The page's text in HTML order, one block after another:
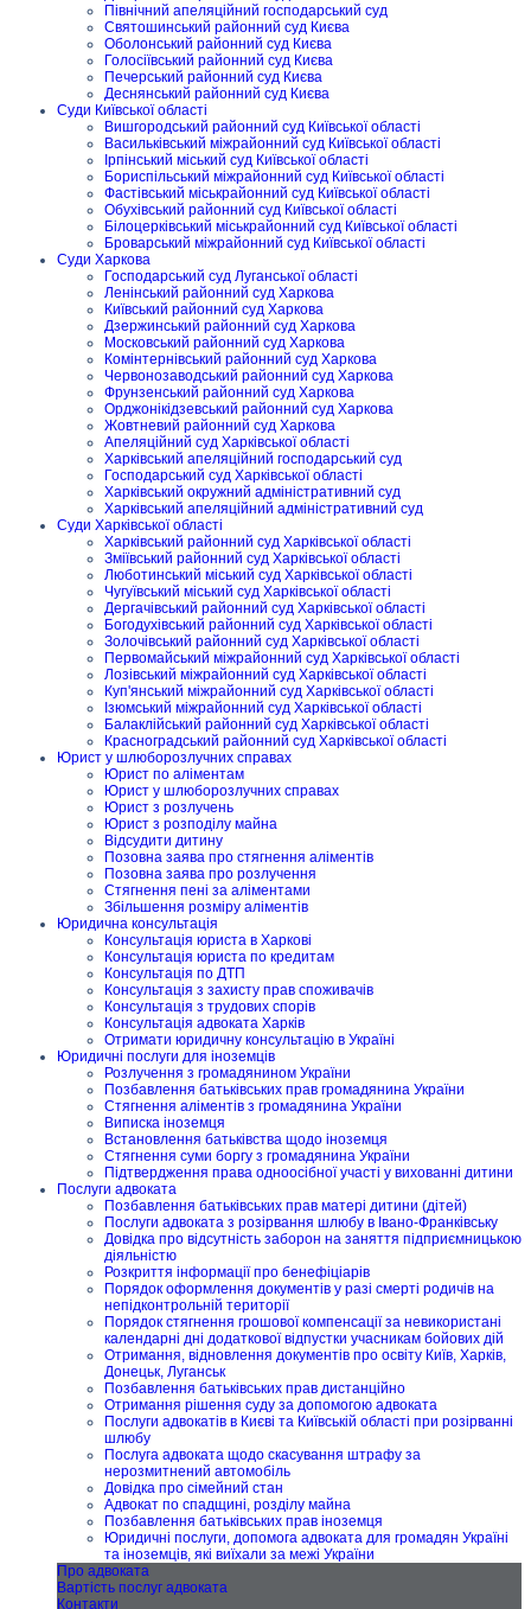
Північний апеляційний господарський суд
Святошинський районний суд Києва
Оболонський районний суд Києва
Голосіївський районний суд Києва
Печерський районний суд Києва
Деснянський районний суд Києва
Суди Київської області
Вишгородський районний суд Київської області
Васильківський міжрайонний суд Київської області
Ірпінський міський суд Київської області
Бориспільський міжрайонний суд Київської області
Фастівський міськрайонний суд Київської області
Обухівський районний суд Київської області
Білоцерківський міськрайонний суд Київської області
Броварський міжрайонний суд Київської області
Суди Харкова
Господарський суд Луганської області
Ленінський районний суд Харкова
Київський районний суд Харкова
Дзержинський районний суд Харкова
Московський районний суд Харкова
Комінтернівський районний суд Харкова
Червонозаводський районний суд Харкова
Фрунзенський районний суд Харкова
Орджонікідзевський районний суд Харкова
Жовтневий районний суд Харкова
Апеляційний суд Харківської області
Харківський апеляційний господарський суд
Господарський суд Харківської області
Харківський окружний адміністративний суд
Харківський апеляційний адміністративний суд
Суди Харківської області
Харківський районний суд Харківської області
Зміївський районний суд Харківської області
Люботинський міський суд Харківської області
Чугуївський міський суд Харківської області
Дергачівський районний суд Харківської області
Богодухівський районний суд Харківської області
Золочівський районний суд Харківської області
Первомайський міжрайонний суд Харківської області
Лозівський міжрайонний суд Харківської області
Куп'янський міжрайонний суд Харківської області
Ізюмський міжрайонний суд Харківської області
Балаклійський районний суд Харківської області
Красноградський районний суд Харківської області
Юрист у шлюборозлучних справах
Юрист по аліментам
Юрист у шлюборозлучних справах
Юрист з розлучень
Юрист з розподілу майна
Відсудити дитину
Позовна заява про стягнення аліментів
Позовна заява про розлучення
Стягнення пені за аліментами
Збільшення розміру аліментів
Юридична консультація
Консультація юриста в Харкові
Консультація юриста по кредитам
Консультація по ДТП
Консультація з захисту прав споживачів
Консультація з трудових спорів
Консультація адвоката Харків
Отримати юридичну консультацію в Україні
Юридичні послуги для іноземців
Розлучення з громадянином України
Позбавлення батьківських прав громадянина України
Стягнення аліментів з громадянина України
Виписка іноземця
Встановлення батьківства щодо іноземця
Стягнення суми боргу з громадянина України
Підтвердження права одноосібної участі у вихованні дитини
Послуги адвоката
Позбавлення батьківських прав матері дитини (дітей)
Послуги адвоката з розірвання шлюбу в Івано-Франківську
Довідка про відсутність заборон на заняття підприємницькою
діяльністю
Розкриття інформації про бенефіціарів
Порядок оформлення документів у разі смерті родичів на
непідконтрольній території
Порядок стягнення грошової компенсації за невикористані
календарні дні додаткової відпустки учасникам бойових дій
Отримання, відновлення документів про освіту Київ, Харків,
Донецьк, Луганськ
Позбавлення батьківських прав дистанційно
Отримання рішення суду за допомогою адвоката
Послуги адвокатів в Києві та Київській області при розірванні
шлюбу
Послуга адвоката щодо скасування штрафу за
нерозмитнений автомобіль
Довідка про сімейний стан
Адвокат по спадщині, розділу майна
Позбавлення батьківських прав іноземця
Юридичні послуги, допомога адвоката для громадян Україні
та іноземців, які виїхали за межі України
Про адвоката
Вартість послуг адвоката
Контакти